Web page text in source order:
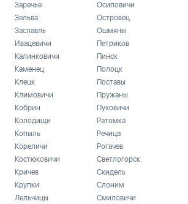
Заречье
Зельва
Заславль
Ивацевичи
Калинковичи
Каменец
Клецк
Климовичи
Кобрин
Колодищи
Копыль
Кореличи
Костюковичи
Кричев
Крупки
Лельчицы
Осиповичи
Островец
Ошмяны
Петриков
Пинск
Полоцк
Поставы
Пружаны
Пуховичи
Ратомка
Речица
Рогачев
Светлогорск
Скидель
Слоним
Смиловичи